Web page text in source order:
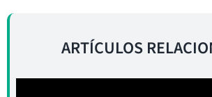
ARTÍCULOS